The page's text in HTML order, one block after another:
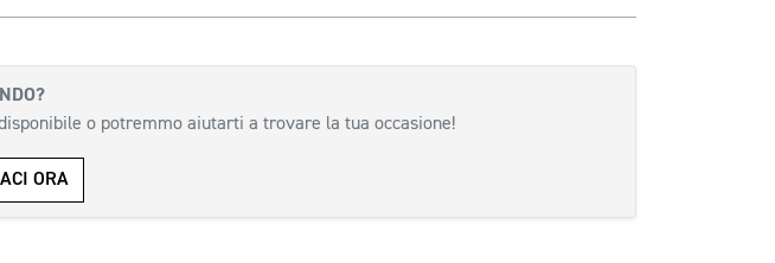
o potremmo aiutarti a trovare la tua occasione!
ORA